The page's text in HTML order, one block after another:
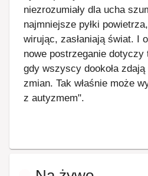
niezrozumiały dla ucha
najmniejsze pyłki
wirując, zasłaniają świat. I
nowe postrzeganie
gdy wszyscy dookoła
zmian. Tak właśnie może
z autyzmem".